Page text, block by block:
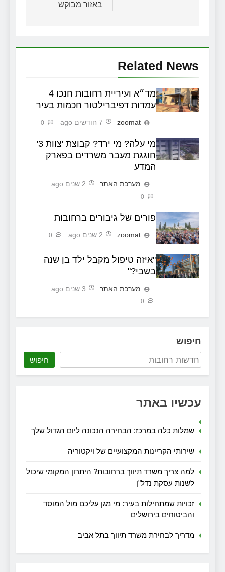
באזור מבוקש
Related News
מד״א ועיריית רחובות חנכו 4
עמדות דפיברילטור חכמות בעיר
zoomat 7 חודשים ago 0
מי עלה? מי ירד? קבוצת 'צוות 3'
חוגגת מעבר משרדים בפארק
המדע
מערכת האתר 2 שנים ago
0
פורים של גיבורים ברחובות
zoomat 2 שנים ago 0
"איזה טיפול מקבל ילד בן שנה
בשבי?"
מערכת האתר 3 שנים ago
0
חיפוש
חיפוש
עכשיו באתר
שמלות כלה במרכז: הבחירה הנכונה ליום הגדול שלך
שירותי הקריינות המקצועיים של ויקטוריה
למה צריך משרד תיווך ברחובות? היתרון המקומי שיכול
לשנות עסקת נדל"ן
זכויות שמתחילות בעיר: מי מגן עליכם מול המוסד
והביטוחים בירושלים
מדריך לבחירת משרד תיווך בתל אביב